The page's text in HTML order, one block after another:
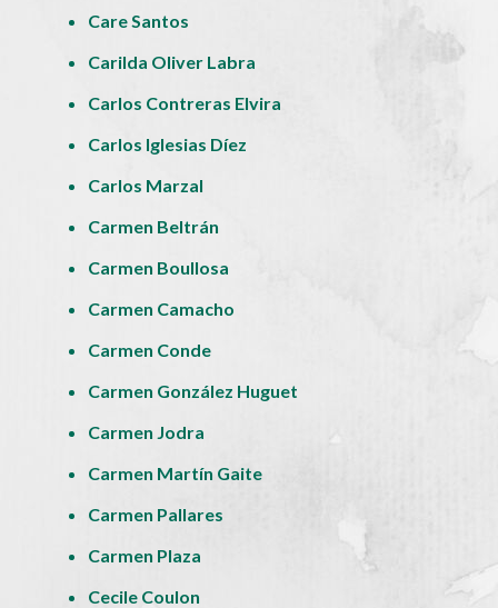
Care Santos
Carilda Oliver Labra
Carlos Contreras Elvira
Carlos Iglesias Díez
Carlos Marzal
Carmen Beltrán
Carmen Boullosa
Carmen Camacho
Carmen Conde
Carmen González Huguet
Carmen Jodra
Carmen Martín Gaite
Carmen Pallares
Carmen Plaza
Cecile Coulon